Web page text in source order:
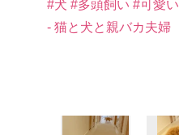
#犬 #多頭飼い #可愛い
- 猫と犬と親バカ夫婦